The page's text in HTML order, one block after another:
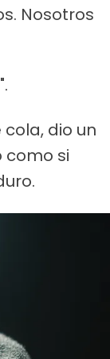
Nosotros
dio un
como si